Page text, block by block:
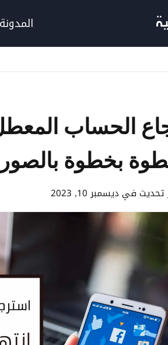
المدونة
الحساب
بخطوة بالصور
تحديث في ديسمبر 10, 2023